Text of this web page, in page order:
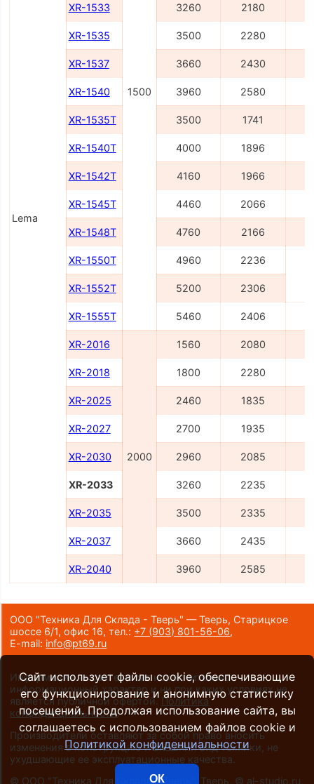
Lema
1500
XR-1533 3260 2180
XR-1535 3500 2280
XR-1537 3660 2430
XR-1540 3960 2580
XR-1535T 3500 1741
XR-1540T 4000 1896
XR-1542T 4160 1966
XR-1545T 4460 2066
XR-1548T 4760 2166
XR-1550T 4960
2236
XR-1552T
5200 2306
XR-1555T 5460 2406
XR-2016
2000
1560 2080
XR-2018 1800 2280
XR-2025 2460 1835
XR-2027 2700 1935
XR-2030 2960 2085
XR-2033 3260 2235
XR-2035 3500 2335
XR-2037 3660 2435
XR-2040 3960 2585
ООО "Техника Для Склада - Тверь" — Тверь, Старицкое
шоссе 6/1, офис 16,тел.: +7 (903) 801-56-06,
E-mail: info@pt69.ru
Информация на сайте носит исключительно
информационный характер и ни при каких условиях не
является публичной офертой. Политика
конфиденциальности.
Производители оставляют за собой право вносить
изменения в конструкцию и внешний вид техники, не
ухудшающие ее эксплуатационные качества.
© ООО "Техника Для Склада - Тверь", Тверь , © al-studio.ru
Сайт использует файлы cookie, обеспечивающие
его функционирование и анонимную статистику
посещений. Продолжая использование сайта, вы
соглашаетесь с использованием файлов cookie и
Политикой конфиденциальности
ОК